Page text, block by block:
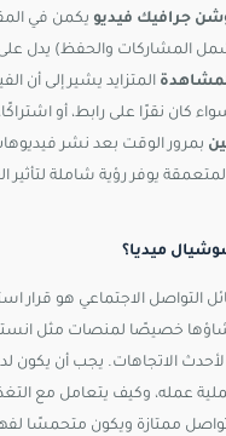
جرافيك فيديو يكمن في
المشاركات والحفظ) يدل
المتزايد يشير إلى أن
كان نقرًا على رابط، أو
بمرور الوقت بعد نشر
يوفر رؤية شاملة لتأثير
ميديا؟
التواصل الاجتماعي هو قرار
خصيصًا لمنصات مثل
الاتجاهات. يجب أن يكون
وكيف يتعامل مع
ممتازة ويكون متحمسًا